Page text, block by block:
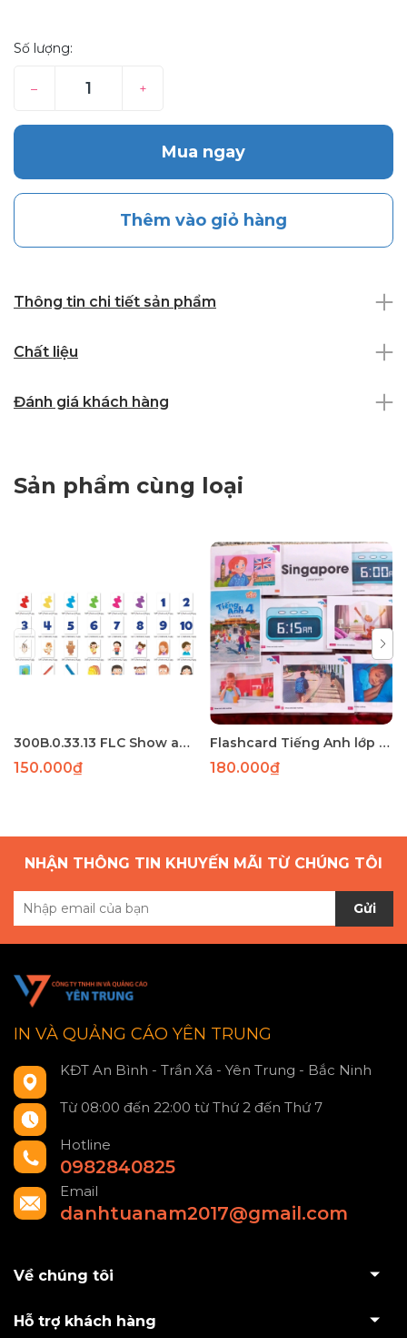
Số lượng:
– +
Mua ngay
Thêm vào giỏ hàng
Thông tin chi tiết sản phẩm
Chất liệu
Đánh giá khách hàng
Sản phẩm cùng loại
300B.0.33.13 FLC Show and Tell 1 56 thẻ A5 ép plastic
150.000₫
Flashcard Tiếng Anh lớp 4 Global Success tập 2 : 73 THẺ A5 2 MẶT ÉP PLASTIC
180.000₫
NHẬN THÔNG TIN KHUYẾN MÃI TỪ CHÚNG TÔI
Gửi
IN VÀ QUẢNG CÁO YÊN TRUNG
KĐT An Bình - Trần Xá - Yên Trung - Bắc Ninh
Từ 08:00 đến 22:00 từ Thứ 2 đến Thứ 7
Hotline
0982840825
Email
danhtuanam2017@gmail.com
Về chúng tôi
Hỗ trợ khách hàng